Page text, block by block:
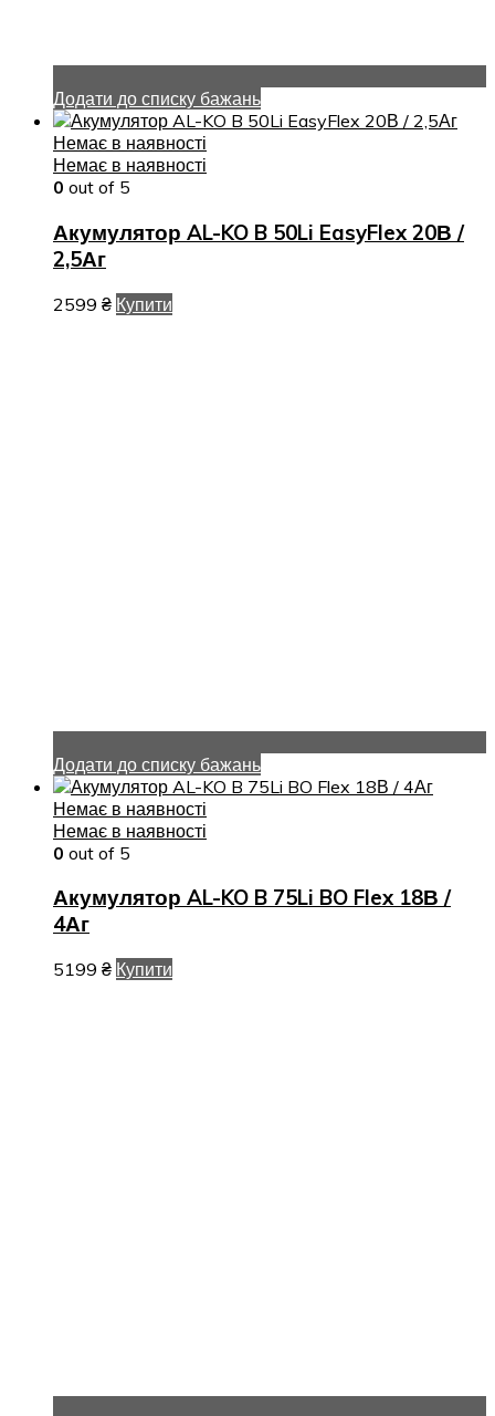
Додати до списку бажань
Немає в наявності
Немає в наявності
0 out of 5
Акумулятор AL-KO B 50Li EasyFlex 20В /
2,5Аг
2599 ₴ Купити
Додати до списку бажань
Немає в наявності
Немає в наявності
0 out of 5
Акумулятор AL-KO B 75Li BO Flex 18В /
4Аг
5199 ₴ Купити